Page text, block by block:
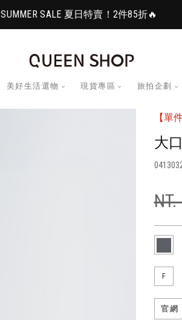
SUMMER SALE 夏日特賣！2件85折🔥
美好生活選物 現貨專區 旅拍企劃
【單
大
F
官網